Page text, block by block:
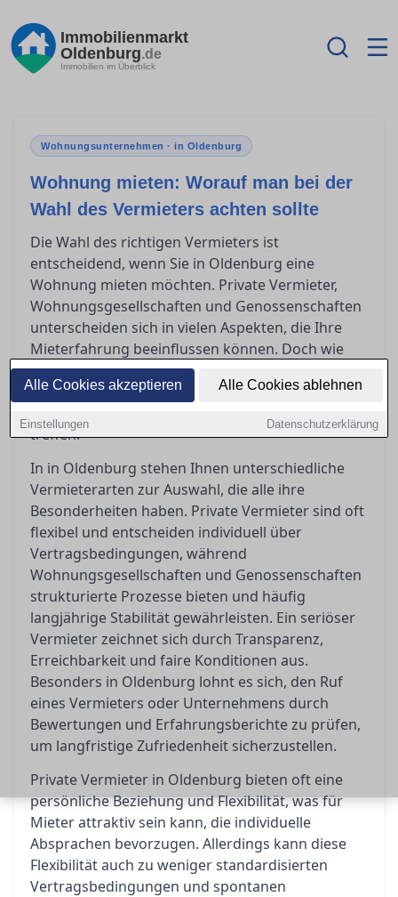
Alle Cookies akzeptieren Alle Cookies ablehnen
Einstellungen Datenschutzerklärung
Immobilienmarkt
Oldenburg.de
Immobilien im Überblick
Wohnungsunternehmen · in Oldenburg
Wohnung mieten: Worauf man bei der
Wahl des Vermieters achten sollte
Die Wahl des richtigen Vermieters ist
entscheidend, wenn Sie in Oldenburg eine
Wohnung mieten möchten. Private Vermieter,
Wohnungsgesellschaften und Genossenschaften
unterscheiden sich in vielen Aspekten, die Ihre
Mieterfahrung beeinflussen können. Doch wie
erkennt man einen seriösen Vermieter und prüft
den Ruf eines Wohnungsunternehmens? Dieser
treffen.
In in Oldenburg stehen Ihnen unterschiedliche
Vermieterarten zur Auswahl, die alle ihre
Besonderheiten haben. Private Vermieter sind oft
flexibel und entscheiden individuell über
Vertragsbedingungen, während
Wohnungsgesellschaften und Genossenschaften
strukturierte Prozesse bieten und häufig
langjährige Stabilität gewährleisten. Ein seriöser
Vermieter zeichnet sich durch Transparenz,
Erreichbarkeit und faire Konditionen aus.
Besonders in Oldenburg lohnt es sich, den Ruf
eines Vermieters oder Unternehmens durch
Bewertungen und Erfahrungsberichte zu prüfen,
um langfristige Zufriedenheit sicherzustellen.
Private Vermieter in Oldenburg bieten oft eine
persönliche Beziehung und Flexibilität, was für
Mieter attraktiv sein kann, die individuelle
Absprachen bevorzugen. Allerdings kann diese
Flexibilität auch zu weniger standardisierten
Vertragsbedingungen und spontanen